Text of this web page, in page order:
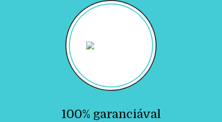
100% garanciával